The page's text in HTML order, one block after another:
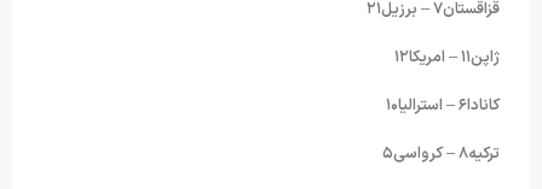
قزاقستان۷ – برزیل۲۱
ژاپن۱۱ – امریکا۱۲
کانادا۶ – استرالیا۱۰
ترکیه۸ – کرواسی۵